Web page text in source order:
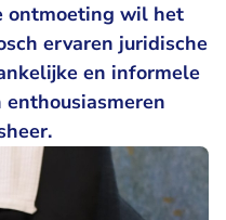
ontmoeting wil het
ervaren juridische
en informele